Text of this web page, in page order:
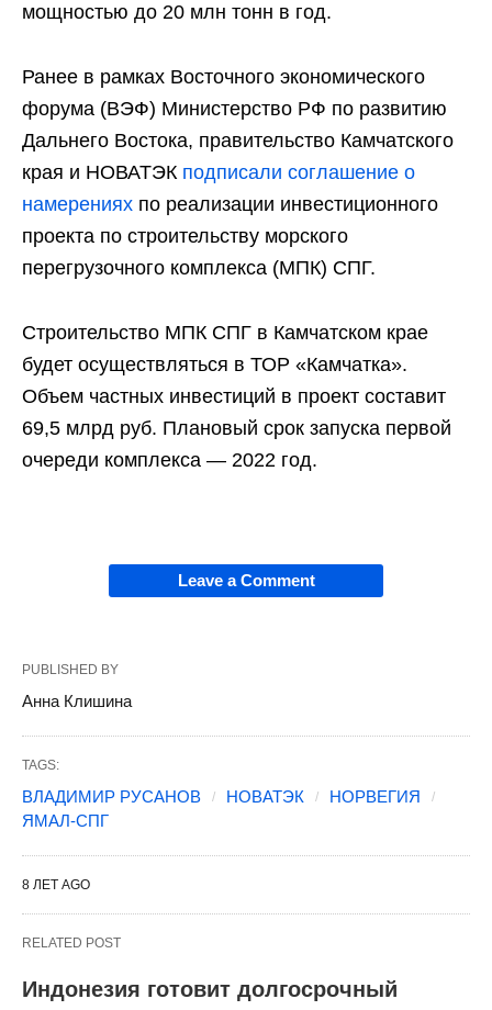
мощностью до 20 млн тонн в год.
Ранее в рамках Восточного экономического
форума (ВЭФ) Министерство РФ по развитию
Дальнего Востока, правительство Камчатского
края и НОВАТЭК подписали соглашение о
намерениях по реализации инвестиционного
проекта по строительству морского
перегрузочного комплекса (МПК) СПГ.
Строительство МПК СПГ в Камчатском крае
будет осуществляться в ТОР «Камчатка».
Объем частных инвестиций в проект составит
69,5 млрд руб. Плановый срок запуска первой
очереди комплекса — 2022 год.
Leave a Comment
PUBLISHED BY
Анна Клишина
TAGS:
ВЛАДИМИР РУСАНОВ НОВАТЭК
НОРВЕГИЯ
ЯМАЛ-СПГ
8 ЛЕТ AGO
RELATED POST
Индонезия готовит долгосрочный